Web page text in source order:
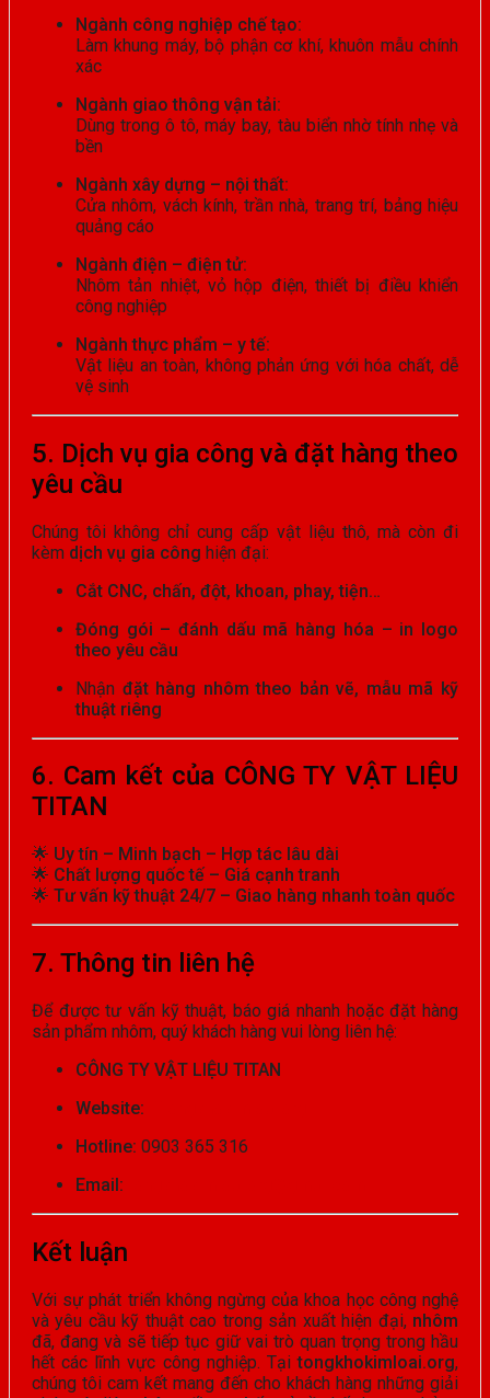
Ngành công nghiệp chế tạo:
Làm khung máy, bộ phận cơ khí, khuôn mẫu chính
xác
Ngành giao thông vận tải:
Dùng trong ô tô, máy bay, tàu biển nhờ tính nhẹ và
bền
Ngành xây dựng – nội thất:
Cửa nhôm, vách kính, trần nhà, trang trí, bảng hiệu
quảng cáo
Ngành điện – điện tử:
Nhôm tản nhiệt, vỏ hộp điện, thiết bị điều khiển
công nghiệp
Ngành thực phẩm – y tế:
Vật liệu an toàn, không phản ứng với hóa chất, dễ
vệ sinh
5. Dịch vụ gia công và đặt hàng theo
yêu cầu
Chúng tôi không chỉ cung cấp vật liệu thô, mà còn đi
kèm dịch vụ gia công hiện đại:
Cắt CNC, chấn, đột, khoan, phay, tiện…
Đóng gói – đánh dấu mã hàng hóa – in logo
theo yêu cầu
Nhận đặt hàng nhôm theo bản vẽ, mẫu mã kỹ
thuật riêng
6. Cam kết của CÔNG TY VẬT LIỆU
TITAN
🌟 Uy tín – Minh bạch – Hợp tác lâu dài
🌟 Chất lượng quốc tế – Giá cạnh tranh
🌟 Tư vấn kỹ thuật 24/7 – Giao hàng nhanh toàn quốc
7. Thông tin liên hệ
Để được tư vấn kỹ thuật, báo giá nhanh hoặc đặt hàng
sản phẩm nhôm, quý khách hàng vui lòng liên hệ:
CÔNG TY VẬT LIỆU TITAN
Website:
Hotline: 0903 365 316
Email:
Kết luận
Với sự phát triển không ngừng của khoa học công nghệ
và yêu cầu kỹ thuật cao trong sản xuất hiện đại, nhôm
đã, đang và sẽ tiếp tục giữ vai trò quan trọng trong hầu
hết các lĩnh vực công nghiệp. Tạitongkhokimloai.org,
chúng tôi cam kết mang đến cho khách hàng những giải